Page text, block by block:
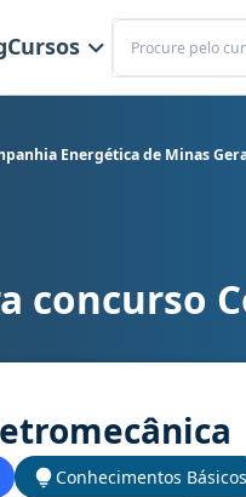
Cursos
Buscar
Energética de Minas
(MG) - Companhia
concurso
Conhecimentos Básicos